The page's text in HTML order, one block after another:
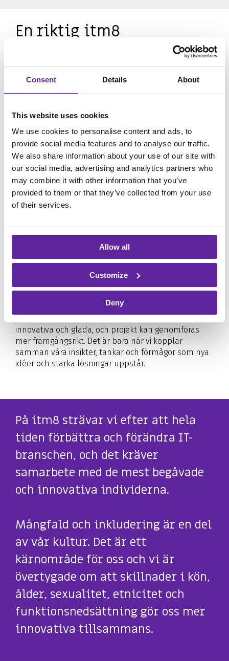
Consent Details About
This website uses cookies
We use cookies to personalise content and ads, to
provide social media features and to analyse our traffic.
We also share information about your use of our site with
our social media, advertising and analytics partners who
may combine it with other information that you’ve
provided to them or that they’ve collected from your use
of their services.
Allow all
Customize
Deny
En riktig itm8
Vi är mer än 1700 anställda som tillsammans skapar
är itm8s och dedikerade team8s som strävar efter
att göra skillnad. Vår kultur präglas av en platt
struktur, öppenhet och en informell ton, där alla har
framgångar tillsammans. Vi investerar i våra
anställdas utveckling och välbefinnande, och
erbjuder en mängd möjligheter för professionell och
personlig tillväxt.
På itm8 drivs vi av en passion för teknik och en
ambition om att skapa innovativa lösningar som gör
en verklig skillnad för våra kunder och samhället i
stort. Vi är stolta över att vara en del av itm8, och vi
En inkluderande arbetsplats
Vår vision är att bli den mest attraktiva
arbetsplatsen för ambitiösa IT-personer.
Vi är mästare på samarbete. Stora saker händer när
innovativa och glada, och projekt kan genomföras
mer framgångsrikt. Det är bara när vi kopplar
samman våra insikter, tankar och förmågor som nya
idéer och starka lösningar uppstår.
På itm8 strävar vi efter att hela
tiden förbättra och förändra IT-
branschen, och det kräver
samarbete med de mest begåvade
och innovativa individerna.
Mångfald och inkludering är en del
av vår kultur. Det är ett
kärnområde för oss och vi är
övertygade om att skillnader i kön,
ålder, sexualitet, etnicitet och
funktionsnedsättning gör oss mer
innovativa tillsammans.